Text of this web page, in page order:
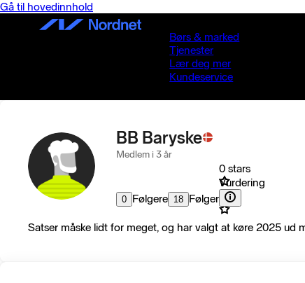
Gå til hovedinnhold
Børs & marked
Tjenester
Lær deg mer
Kundeservice
BB Baryske
Medlem i 3 år
0 Følgere 18 Følger
0 stars
Vurdering
Satser måske lidt for meget, og har valgt at køre 2025 ud